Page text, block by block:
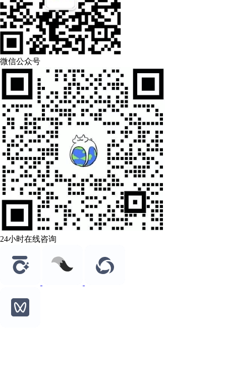
微信公众号
24小时在线咨询